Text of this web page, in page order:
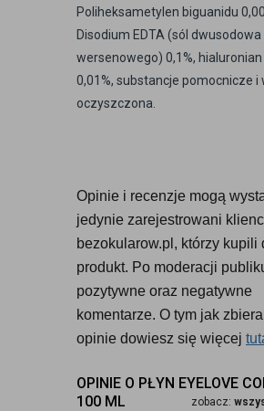
Poliheksametylen biguanidu
Disodium EDTA (sól
wersenowego) 0,1%, hialuronian
0,01%, substancje pomocnicze i
oczyszczona.
Opinie i recenzje mogą
jedynie zarejestrowani
bezokularow.pl, którzy kupili
produkt. Po moderacji
pozytywne oraz negatywne
komentarze. O tym jak
opinie dowiesz się więcej
OPINIE O PŁYN EYELOVE
100 ML
zobacz: